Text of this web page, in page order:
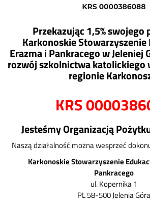
Przekazując 1,5% swojego
Karkonoskie Stowarzyszenie
Erazma i Pankracego w Jeleniej
rozwój szkolnictwa katolickiego
regionie
KRS
Jesteśmy Organizacją
Naszą działalność można wesprzeć
Karkonoskie Stowarzyszenie
Pankracego
ul. Kopernika 1
PL 58-500 Jelenia Góra